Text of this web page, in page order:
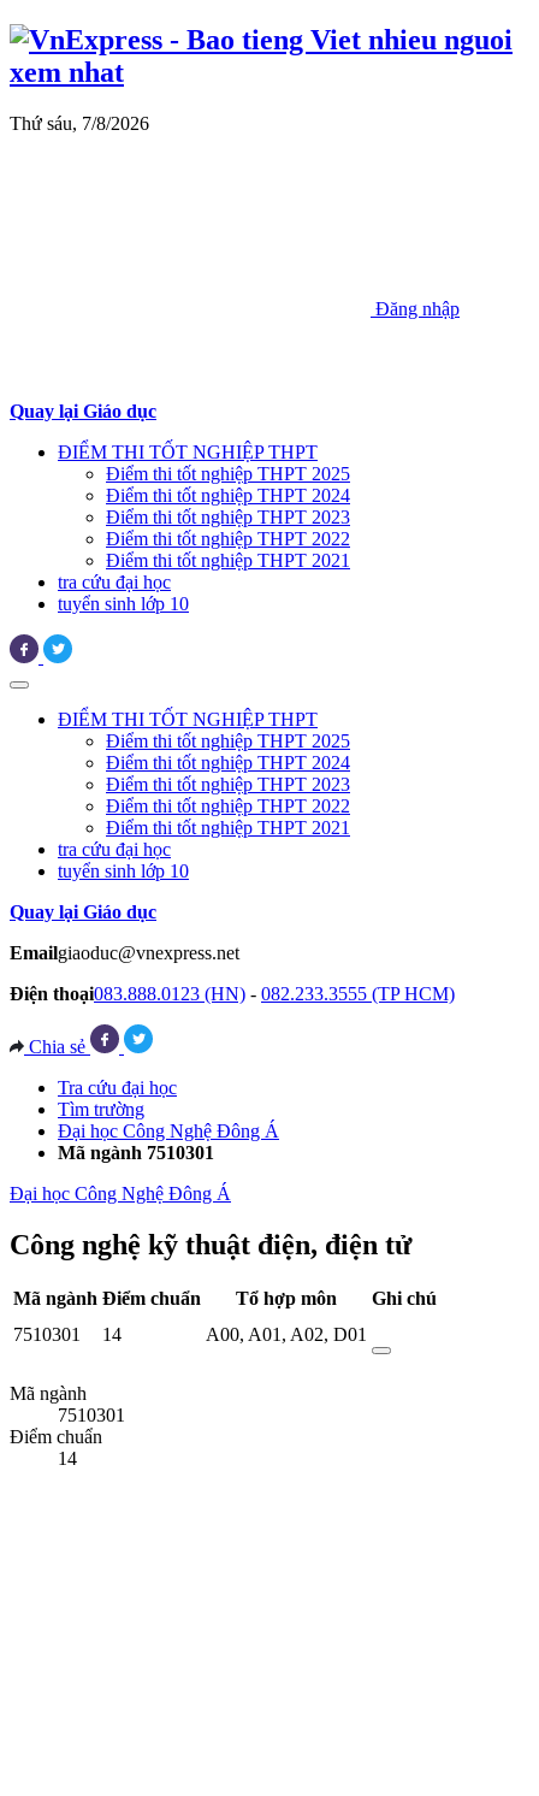
Thứ sáu, 7/8/2026
Đăng nhập
Quay lại Giáo dục
ĐIỂM THI TỐT NGHIỆP THPT
Điểm thi tốt nghiệp THPT 2025
Điểm thi tốt nghiệp THPT 2024
Điểm thi tốt nghiệp THPT 2023
Điểm thi tốt nghiệp THPT 2022
Điểm thi tốt nghiệp THPT 2021
tra cứu đại học
tuyển sinh lớp 10
ĐIỂM THI TỐT NGHIỆP THPT
Điểm thi tốt nghiệp THPT 2025
Điểm thi tốt nghiệp THPT 2024
Điểm thi tốt nghiệp THPT 2023
Điểm thi tốt nghiệp THPT 2022
Điểm thi tốt nghiệp THPT 2021
tra cứu đại học
tuyển sinh lớp 10
Quay lại Giáo dục
Emailgiaoduc@vnexpress.net
Điện thoại083.888.0123 (HN) - 082.233.3555 (TP HCM)
Chia sẻ
Tra cứu đại học
Tìm trường
Đại học Công Nghệ Đông Á
Mã ngành 7510301
Đại học Công Nghệ Đông Á
Công nghệ kỹ thuật điện, điện tử
Mã ngành Điểm chuẩn Tổ hợp môn
Ghi chú
7510301
14 A00, A01, A02, D01
Mã ngành
7510301
Điểm chuẩn
14